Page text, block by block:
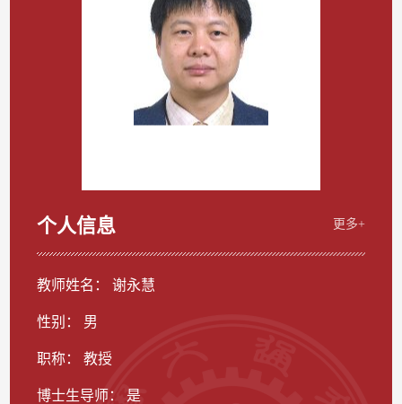
个人信息 更多+
教师姓名： 谢永慧
性别： 男
职称： 教授
博士生导师： 是